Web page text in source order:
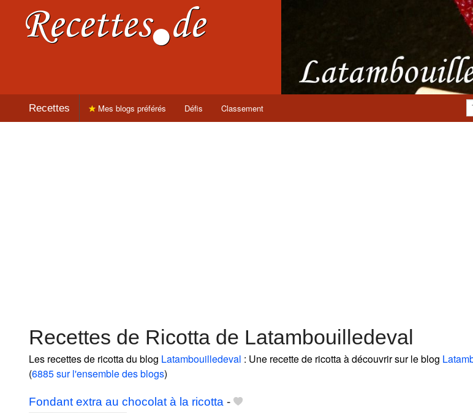
Recettes Mes blogs préférés Défis Classement
Recettes de Ricotta de Latambouilledeval
Les recettes de ricotta du blog Latambouilledeval : Une recette de ricotta à découvrir sur le blog
(6885 sur l'ensemble des blogs)
Fondant extra au chocolat à la ricotta -